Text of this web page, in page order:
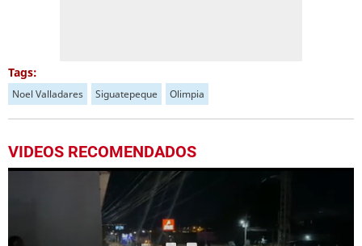
Tags:
Noel Valladares Siguatepeque Olimpia
VIDEOS RECOMENDADOS